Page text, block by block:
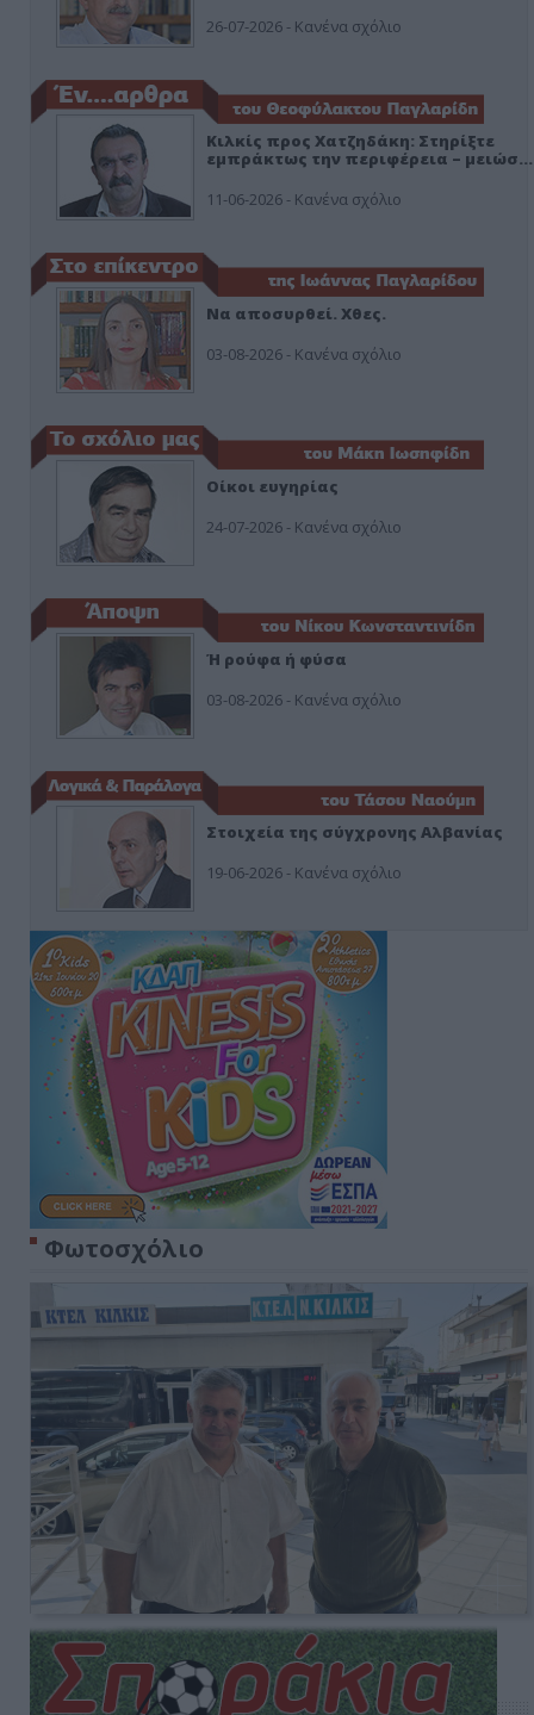
26-07-2026 - Κανένα σχόλιο
Κιλκίς προς Χατζηδάκη: Στηρίξτε
εμπράκτως την περιφέρεια – μειώσ…
11-06-2026 - Κανένα σχόλιο
Να αποσυρθεί. Χθες.
03-08-2026 - Κανένα σχόλιο
Οίκοι ευγηρίας
24-07-2026 - Κανένα σχόλιο
Ή ρούφα ή φύσα
03-08-2026 - Κανένα σχόλιο
Στοιχεία της σύγχρονης Αλβανίας
19-06-2026 - Κανένα σχόλιο
Φωτοσχόλιο